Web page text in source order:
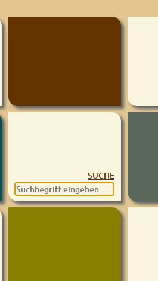
SUCHE